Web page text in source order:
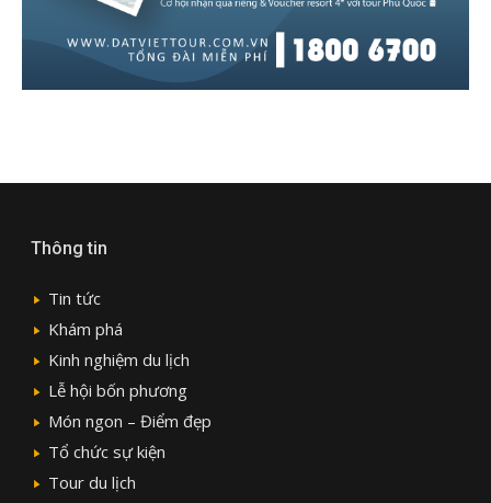
Thông tin
Tin tức
Khám phá
Kinh nghiệm du lịch
Lễ hội bốn phương
Món ngon – Điểm đẹp
Tổ chức sự kiện
Tour du lịch